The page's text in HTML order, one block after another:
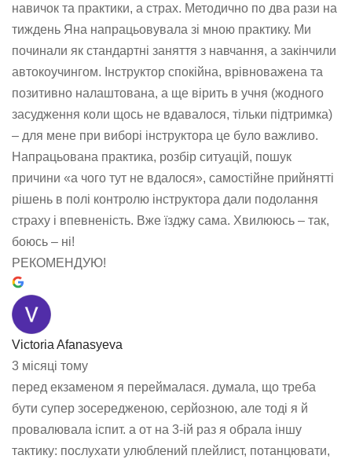
навичок та практики, а страх. Методично по два рази на
тиждень Яна напрацьовувала зі мною практику. Ми
починали як стандартні заняття з навчання, а закінчили
автокоучингом. Інструктор спокійна, врівноважена та
позитивно налаштована, а ще вірить в учня (жодного
засудження коли щось не вдавалося, тільки підтримка)
– для мене при виборі інструктора це було важливо.
Напрацьована практика, розбір ситуацій, пошук
причини «а чого тут не вдалося», самостійне прийнятті
рішень в полі контролю інструктора дали подолання
страху і впевненість. Вже їзджу сама. Хвилююсь – так,
боюсь – ні!
РЕКОМЕНДУЮ!
Victoria Afanasyeva
3 місяці тому
перед екзаменом я переймалася. думала, що треба
бути супер зосередженою, серйозною, але тоді я й
провалювала іспит. а от на 3-ій раз я обрала іншу
тактику: послухати улюблений плейлист, потанцювати,